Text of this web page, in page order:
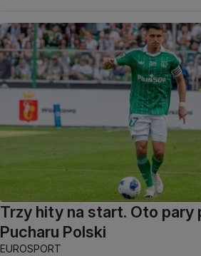
Trzy hity na start. Oto pary
Pucharu Polski
EUROSPORT